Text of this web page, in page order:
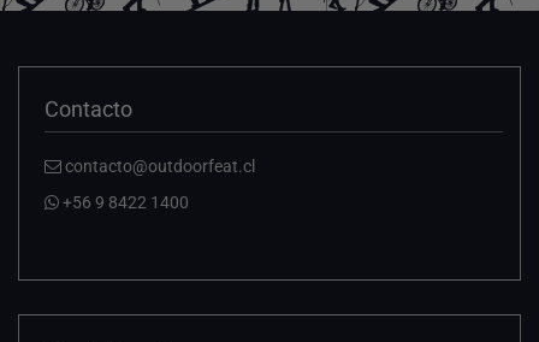
Contacto
contacto@outdoorfeat.cl
+56 9 8422 1400